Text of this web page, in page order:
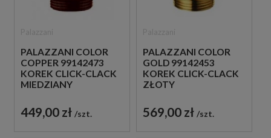
PALAZZANI COLOR
COPPER 99142473
KOREK CLICK-CLACK
MIEDZIANY
449,00 zł szt.
PALAZZANI COLOR
GOLD 99142453
KOREK CLICK-CLACK
ZŁOTY
569,00 zł szt.